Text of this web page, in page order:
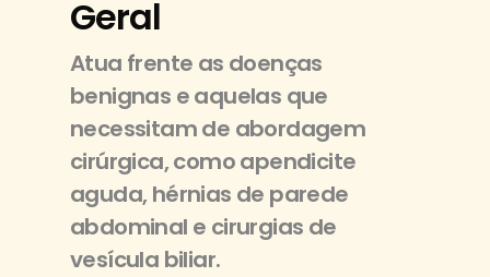
Geral
Atua frente as doenças
benignas e aquelas que
necessitam de abordagem
cirúrgica, como apendicite
aguda, hérnias de parede
abdominal e cirurgias de
vesícula biliar.